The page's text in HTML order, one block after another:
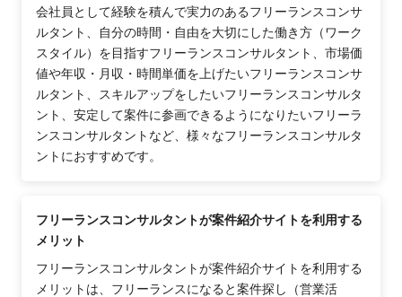
会社員として経験を積んで実力のあるフリーランスコンサ
ルタント、自分の時間・自由を大切にした働き方（ワーク
スタイル）を目指すフリーランスコンサルタント、市場価
値や年収・月収・時間単価を上げたいフリーランスコンサ
ルタント、スキルアップをしたいフリーランスコンサルタ
ント、安定して案件に参画できるようになりたいフリーラ
ンスコンサルタントなど、様々なフリーランスコンサルタ
ントにおすすめです。
フリーランスコンサルタントが案件紹介サイトを利用する
メリット
フリーランスコンサルタントが案件紹介サイトを利用する
メリットは、フリーランスになると案件探し（営業活